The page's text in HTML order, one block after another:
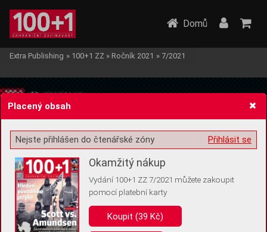
Žádost o souhlas s ukládáním volitelných informací
Pro základní fungování webu nepotřebujeme ukládat žádné informace
(tzv. cookies apod.). Rádi bychom vás ale požádali o souhlas s
Domů
Extra Publishing » 100+1 ZZ » Ročník 2021 » 7/2021
Placený obsah
Přihlásit se
Nejste přihlášen do čtenářské zóny
Okamžitý nákup
Vydání 100+1 ZZ 7/2021 můžete zakoupit
pomocí platební karty
Koupit (39 Kč)